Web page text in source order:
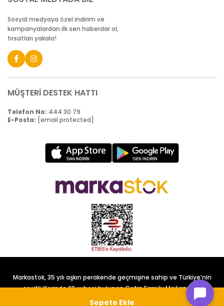
Sosyal medyaya özel indirim ve
kampanyalardan ilk sen haberdar ol,
fırsatları yakala!
MÜŞTERİ DESTEK HATTI
Telefon No: 444 30 79
E-Posta: [email protected]
Markastok, 35 yılı aşkın perakende geçmişine sahip ve Türkiye’nin
çeşitli illerinde 22 şubesi bulunan Çetin Family Mağazacılık
tarafından kurulmuştur.